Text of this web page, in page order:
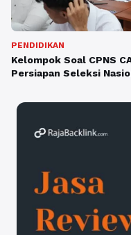
PENDIDIKAN
Kelompok Soal CPNS
Persiapan Seleksi